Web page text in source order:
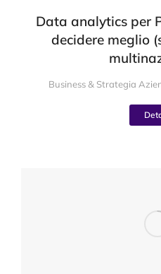
Data analytics per
decidere meglio
Business & Strategia